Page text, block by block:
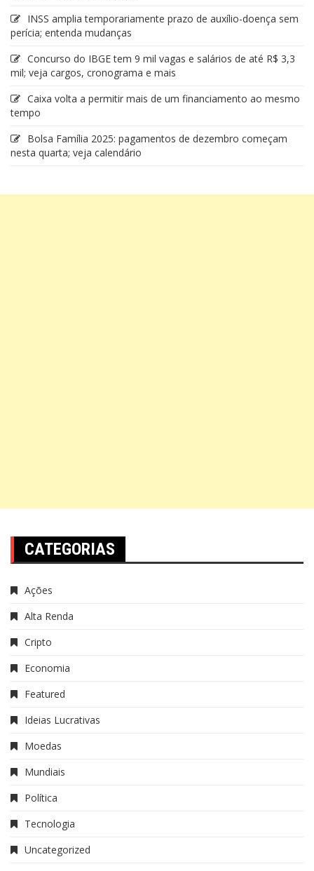
INSS amplia temporariamente prazo de auxílio-doença sem
perícia; entenda mudanças
Concurso do IBGE tem 9 mil vagas e salários de até R$ 3,3
mil; veja cargos, cronograma e mais
Caixa volta a permitir mais de um financiamento ao mesmo
tempo
Bolsa Família 2025: pagamentos de dezembro começam
nesta quarta; veja calendário
CATEGORIAS
Ações
Alta Renda
Cripto
Economia
Featured
Ideias Lucrativas
Moedas
Mundiais
Política
Tecnologia
Uncategorized